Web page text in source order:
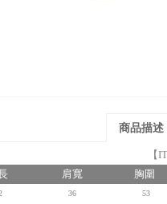
商品描述